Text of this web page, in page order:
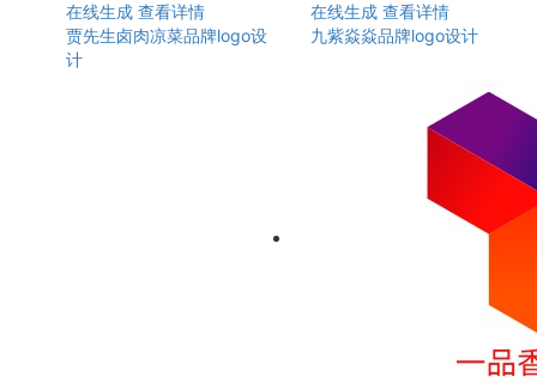
在线生成 查看详情
贾先生卤肉凉菜品牌logo设
计
在线生成 查看详情
九紫焱焱品牌logo设计